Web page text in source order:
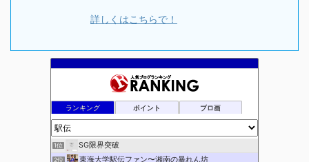
詳しくはこちらで！
ランキング ポイント ブロ画
1位 SG限界突破
2位 東海大学駅伝ファン〜湘南の暴れん坊